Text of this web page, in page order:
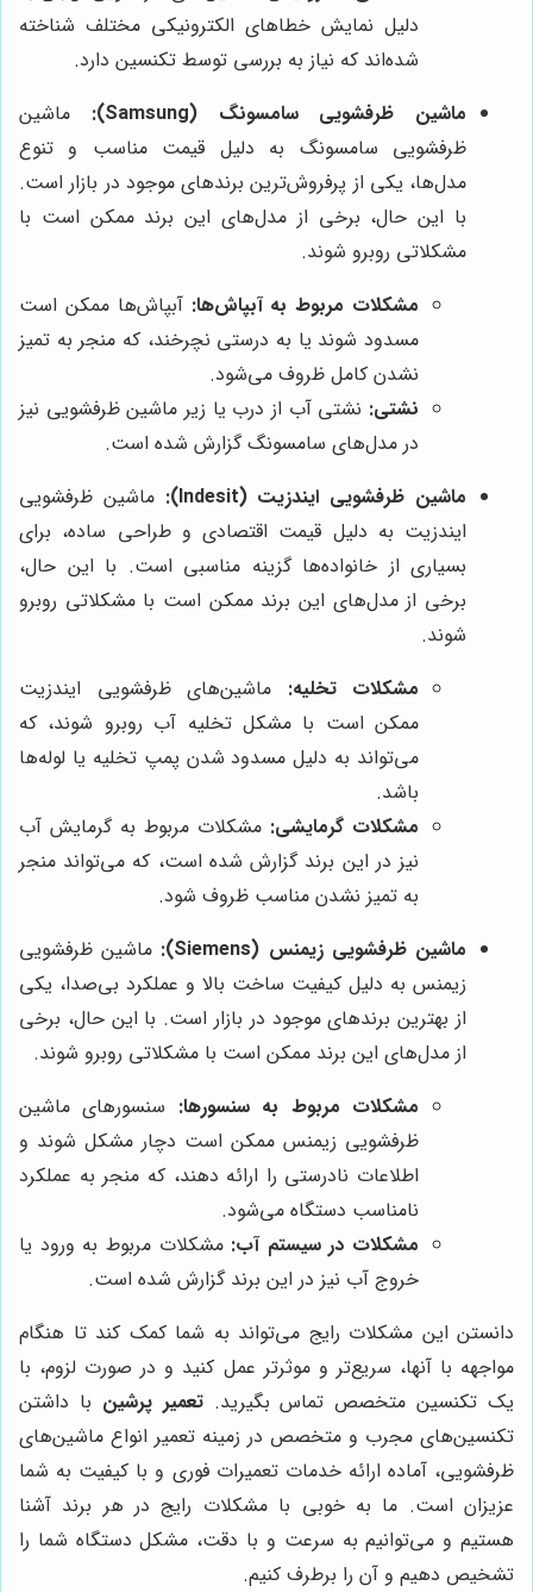
دلیل نمایش خطاهای الکترونیکی مختلف شناخته
شده‌اند که نیاز به بررسی توسط تکنسین دارد.
ماشین ظرفشویی سامسونگ (Samsung):
ماشین
ظرفشویی سامسونگ به دلیل قیمت مناسب و تنوع
مدل‌ها، یکی از پرفروش‌ترین برندهای موجود در بازار است.
با این حال، برخی از مدل‌های این برند ممکن است با
مشکلاتی روبرو شوند.
مشکلات مربوط به آبپاش‌ها: آبپاش‌ها ممکن است
مسدود شوند یا به درستی نچرخند، که منجر به تمیز
نشدن کامل ظروف می‌شود.
نشتی: نشتی آب از درب یا زیر ماشین ظرفشویی نیز
در مدل‌های سامسونگ گزارش شده است.
ماشین ظرفشویی ایندزیت (Indesit):
ماشین ظرفشویی
ایندزیت به دلیل قیمت اقتصادی و طراحی ساده، برای
بسیاری از خانواده‌ها گزینه مناسبی است. با این حال،
برخی از مدل‌های این برند ممکن است با مشکلاتی روبرو
شوند.
مشکلات تخلیه: ماشین‌های ظرفشویی ایندزیت
ممکن است با مشکل تخلیه آب روبرو شوند، که
می‌تواند به دلیل مسدود شدن پمپ تخلیه یا لوله‌ها
باشد.
مشکلات گرمایشی: مشکلات مربوط به گرمایش آب
نیز در این برند گزارش شده است، که می‌تواند منجر
به تمیز نشدن مناسب ظروف شود.
ماشین ظرفشویی زیمنس (Siemens):
ماشین ظرفشویی
زیمنس به دلیل کیفیت ساخت بالا و عملکرد بی‌صدا، یکی
از بهترین برندهای موجود در بازار است. با این حال، برخی
از مدل‌های این برند ممکن است با مشکلاتی روبرو شوند.
مشکلات مربوط به سنسورها: سنسورهای ماشین
ظرفشویی زیمنس ممکن است دچار مشکل شوند و
اطلاعات نادرستی را ارائه دهند، که منجر به عملکرد
نامناسب دستگاه می‌شود.
مشکلات در سیستم آب: مشکلات مربوط به ورود یا
خروج آب نیز در این برند گزارش شده است.
دانستن این مشکلات رایج می‌تواند به شما کمک کند تا هنگام
مواجهه با آنها، سریع‌تر و موثرتر عمل کنید و در صورت لزوم، با
یک تکنسین متخصص تماس بگیرید.تعمیر پرشین با داشتن
تکنسین‌های مجرب و متخصص در زمینه تعمیر انواع ماشین‌های
ظرفشویی، آماده ارائه خدمات تعمیرات فوری و با کیفیت به شما
عزیزان است. ما به خوبی با مشکلات رایج در هر برند آشنا
هستیم و می‌توانیم به سرعت و با دقت، مشکل دستگاه شما را
تشخیص دهیم و آن را برطرف کنیم.